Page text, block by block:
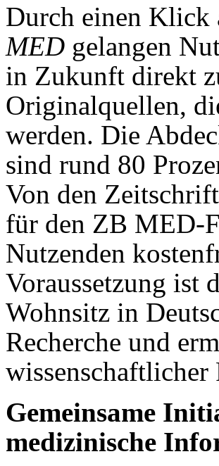
Durch einen
MED gelangen
in Zukunft direkt
Originalquellen,
werden. Die
sind rund 80
Von den
für den ZB MED-
Nutzenden
Voraussetzung ist
Wohnsitz in
Recherche und
wissenschaftlicher
Gemeinsame
medizinische